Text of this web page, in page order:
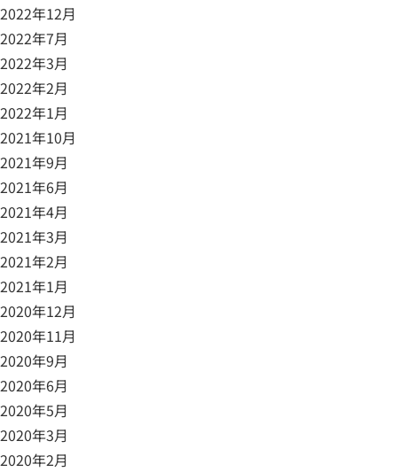
2022年12月
2022年7月
2022年3月
2022年2月
2022年1月
2021年10月
2021年9月
2021年6月
2021年4月
2021年3月
2021年2月
2021年1月
2020年12月
2020年11月
2020年9月
2020年6月
2020年5月
2020年3月
2020年2月